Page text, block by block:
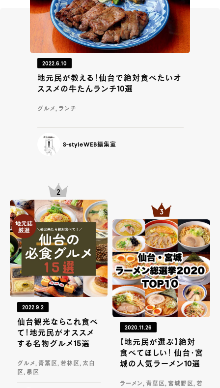
2022.6.10
地元民が教える！仙台で絶対食べたいオ
ススメの牛たんランチ10選
グルメ, ランチ
S-styleWEB編集室
2022.9.2
仙台観光ならこれ食べ
て！地元民がオススメ
する名物グルメ15選
グルメ, 青葉区, 若林区, 太白
区, 泉区
2020.11.26
【地元民が選ぶ】絶対
食べてほしい！ 仙台・宮
城の人気ラーメン10選
ラーメン, 青葉区, 宮城野区, 若